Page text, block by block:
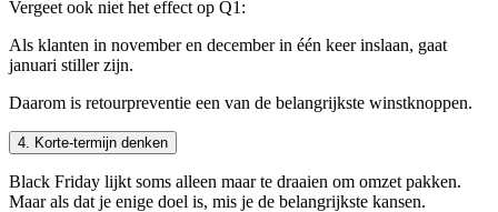
Vergeet ook niet het effect op Q1:
Als klanten in november en december in één keer inslaan, gaat
januari stiller zijn.
Daarom is retourpreventie een van de belangrijkste winstknoppen.
4. Korte-termijn denken
Black Friday lijkt soms alleen maar te draaien om omzet pakken.
Maar als dat je enige doel is, mis je de belangrijkste kansen.